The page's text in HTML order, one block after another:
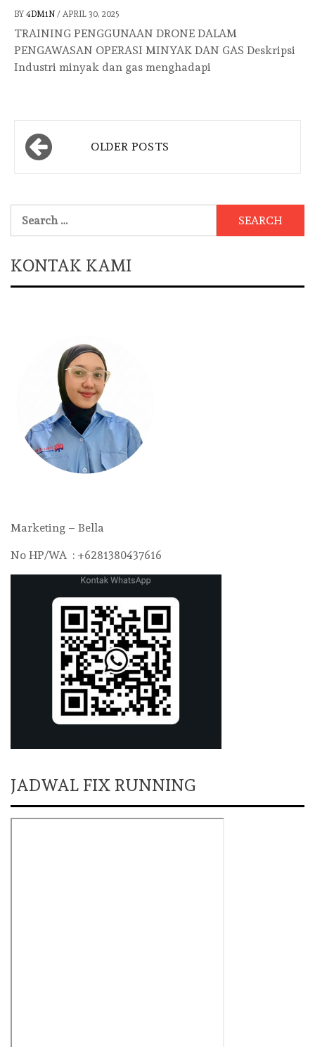
BY 4DM1N / APRIL 30, 2025
TRAINING PENGGUNAAN DRONE DALAM
PENGAWASAN OPERASI MINYAK DAN GAS Deskripsi
Industri minyak dan gas menghadapi
Posts
navigation
OLDER POSTS
KONTAK KAMI
Marketing – Bella
No HP/WA : +6281380437616
JADWAL FIX RUNNING